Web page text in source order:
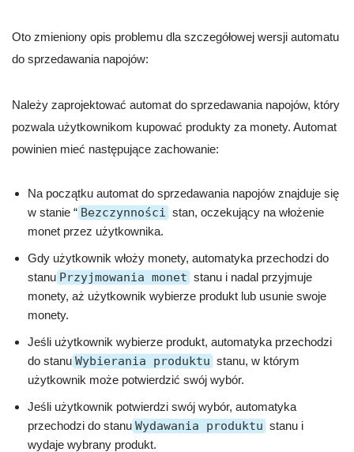
Oto zmieniony opis problemu dla szczegółowej wersji automatu
do sprzedawania napojów:
Należy zaprojektować automat do sprzedawania napojów, który
pozwala użytkownikom kupować produkty za monety. Automat
powinien mieć następujące zachowanie:
Na początku automat do sprzedawania napojów znajduje się
w stanie “ Bezczynności stan, oczekujący na włożenie
monet przez użytkownika.
Gdy użytkownik włoży monety, automatyka przechodzi do
stanu Przyjmowania monet stanu i nadal przyjmuje
monety, aż użytkownik wybierze produkt lub usunie swoje
monety.
Jeśli użytkownik wybierze produkt, automatyka przechodzi
do stanu Wybierania produktu stanu, w którym
użytkownik może potwierdzić swój wybór.
Jeśli użytkownik potwierdzi swój wybór, automatyka
przechodzi do stanu Wydawania produktu stanu i
wydaje wybrany produkt.